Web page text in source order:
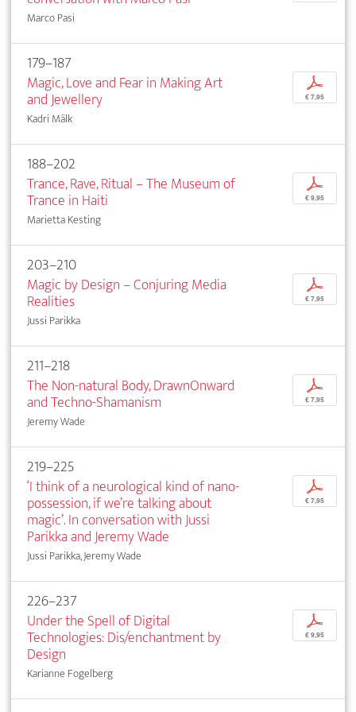
Marco Pasi
179–187
Magic, Love and Fear in Making Art
and Jewellery
Kadri Mälk
p
€ 7,95
188–202
Trance, Rave, Ritual – The Museum of
Trance in Haiti
Marietta Kesting
p
€ 9,95
203–210
Magic by Design – Conjuring Media
Realities
Jussi Parikka
p
€ 7,95
211–218
The Non-natural Body, DrawnOnward
and Techno-Shamanism
Jeremy Wade
p
€ 7,95
219–225
‘I think of a neurological kind of nano-
possession, if we’re talking about
magic’. In conversation with Jussi
Parikka and Jeremy Wade
Jussi Parikka, Jeremy Wade
p
€ 7,95
226–237
Under the Spell of Digital
Technologies: Dis/enchantment by
Design
Karianne Fogelberg
p
€ 9,95